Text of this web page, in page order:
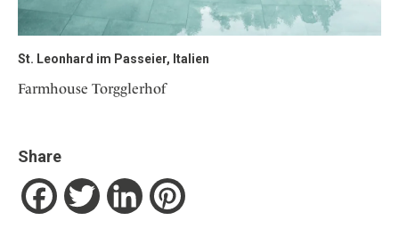
St. Leonhard im Passeier, Italien
Farmhouse Torgglerhof
Share
FacebookTwitter LinkedIn